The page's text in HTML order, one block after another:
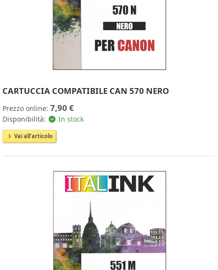
CARTUCCIA COMPATIBILE CAN 570 NERO
Prezzo online: 7,90 €
Disponibilità: In stock
Vai all'articolo